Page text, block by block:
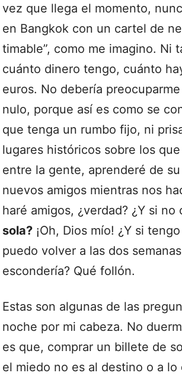
vez que llega el momento,
en Bangkok con un cartel de
timable”, como me imagino. Ni
cuánto dinero tengo, cuánto
euros. No debería
nulo, porque así es como se
que tenga un rumbo fijo, ni
lugares históricos sobre los
entre la gente, aprenderé de
nuevos amigos mientras nos
haré amigos, ¿verdad? ¿Y si no
sola? ¡Oh, Dios mío! ¿Y si
puedo volver a las dos
escondería? Qué follón.
Estas son algunas de las
noche por mi cabeza. No
es que, comprar un billete de
el miedo no es al destino o a